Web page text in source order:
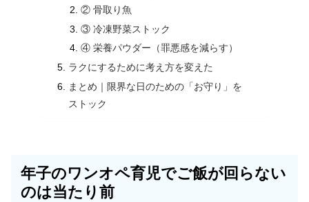
② 骨取り魚
③ 冷凍野菜ストック
④ 栄養パウダー（罪悪感を減らす）
ラクにするために考え方を変えた
まとめ｜限界な日のための「お守り」を
ストック
年子のワンオペ育児でご飯が回らない
のは当たり前